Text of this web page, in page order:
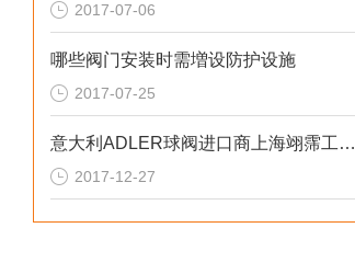
2017-07-06
哪些阀门安装时需増设防护设施
2017-07-25
意大利ADLER球阀进口商上海翊霈工业控制设备有限公司
2017-12-27